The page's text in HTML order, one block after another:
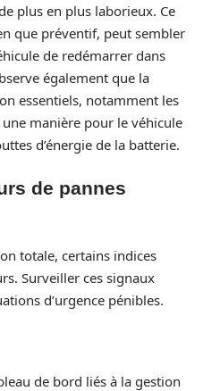
plus en plus laborieux. Ce
que préventif, peut sembler
de redémarrer dans
également que la
essentiels, notamment les
manière pour le véhicule
d’énergie de la batterie.
de pannes
totale, certains indices
Surveiller ces signaux
d’urgence pénibles.
de bord liés à la gestion